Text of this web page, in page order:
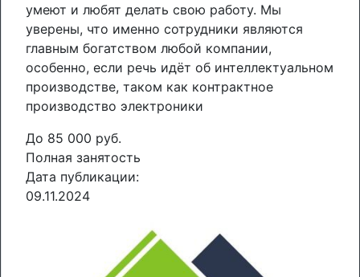
умеют и любят делать свою работу. Мы
уверены, что именно сотрудники являются
главным богатством любой компании,
особенно, если речь идёт об интеллектуальном
производстве, таком как контрактное
производство электроники
До 85 000 руб.
Полная занятость
Дата публикации:
09.11.2024